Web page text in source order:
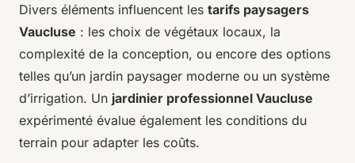
Divers éléments influencent les tarifs paysagers
Vaucluse : les choix de végétaux locaux, la
complexité de la conception, ou encore des options
telles qu’un jardin paysager moderne ou un système
d’irrigation. Un jardinier professionnel Vaucluse
expérimenté évalue également les conditions du
terrain pour adapter les coûts.